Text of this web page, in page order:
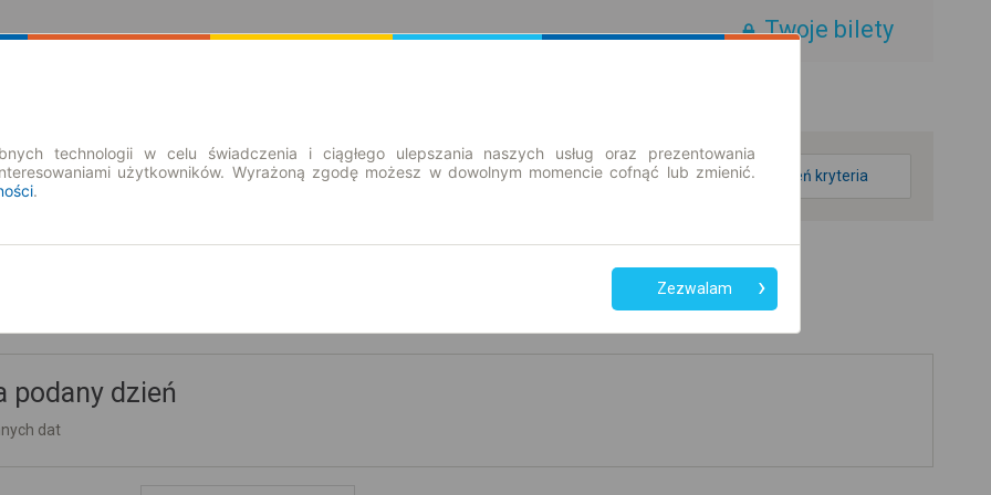
Twoje bilety
zmień kryteria
podany dzień
dat
technologii w celu świadczenia i ciągłego ulepszania naszych usług oraz prezentowania
użytkowników. Wyrażoną zgodę możesz w dowolnym momencie cofnąć lub zmienić.
.
Zezwalam